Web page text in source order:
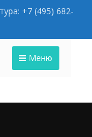
+7 (495) 682-
Меню